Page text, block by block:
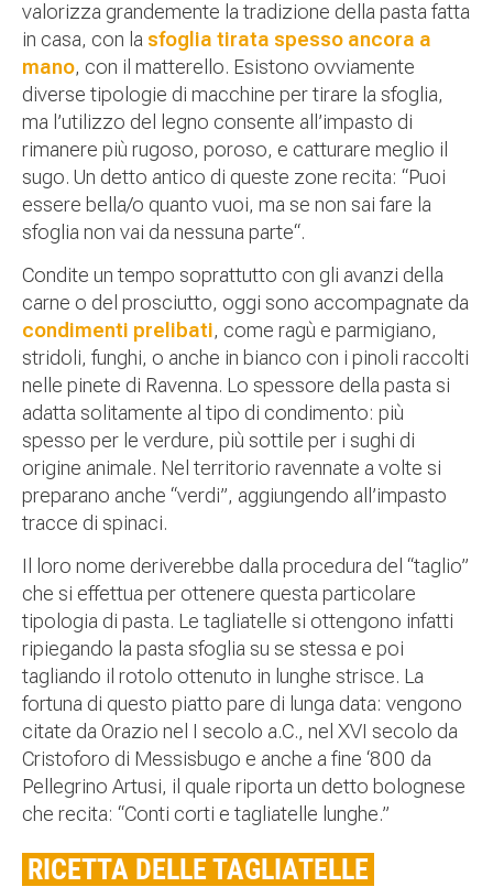
valorizza grandemente la tradizione della pasta fatta
in casa, con la sfoglia tirata spesso ancora a
mano, con il matterello. Esistono ovviamente
diverse tipologie di macchine per tirare la sfoglia,
ma l’utilizzo del legno consente all’impasto di
rimanere più rugoso, poroso, e catturare meglio il
sugo. Un detto antico di queste zone recita: “Puoi
essere bella/o quanto vuoi, ma se non sai fare la
sfoglia non vai da nessuna parte“.
Condite un tempo soprattutto con gli avanzi della
carne o del prosciutto, oggi sono accompagnate da
condimenti prelibati, come ragù e parmigiano,
stridoli, funghi, o anche in bianco con i pinoli raccolti
nelle pinete di Ravenna. Lo spessore della pasta si
adatta solitamente al tipo di condimento: più
spesso per le verdure, più sottile per i sughi di
origine animale. Nel territorio ravennate a volte si
preparano anche “verdi”, aggiungendo all’impasto
tracce di spinaci.
Il loro nome deriverebbe dalla procedura del “taglio”
che si effettua per ottenere questa particolare
tipologia di pasta. Le tagliatelle si ottengono infatti
ripiegando la pasta sfoglia su se stessa e poi
tagliando il rotolo ottenuto in lunghe strisce. La
fortuna di questo piatto pare di lunga data: vengono
citate da Orazio nel I secolo a.C., nel XVI secolo da
Cristoforo di Messisbugo e anche a fine ‘800 da
Pellegrino Artusi, il quale riporta un detto bolognese
che recita: “Conti corti e tagliatelle lunghe.”
RICETTA DELLE TAGLIATELLE